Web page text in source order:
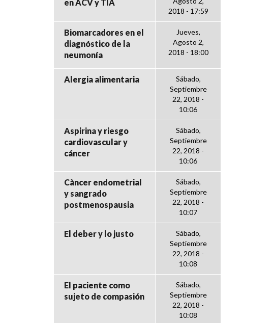
en ACV y TIA
2018 - 17:59
Biomarcadores en el
diagnóstico de la
neumonía
Jueves,
Agosto 2,
2018 - 18:00
Alergia alimentaria
Sábado,
Septiembre
22, 2018 -
10:06
Aspirina y riesgo
cardiovascular y
cáncer
Sábado,
Septiembre
22, 2018 -
10:06
Càncer endometrial
y sangrado
postmenospausia
Sábado,
Septiembre
22, 2018 -
10:07
El deber y lo justo
Sábado,
Septiembre
22, 2018 -
10:08
El paciente como
sujeto de compasión
Sábado,
Septiembre
22, 2018 -
10:08